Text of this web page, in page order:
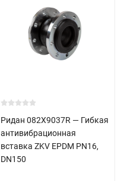
Ридан 082X9037R — Гибкая
антивибрационная
вставка ZKV EPDM PN16,
DN150